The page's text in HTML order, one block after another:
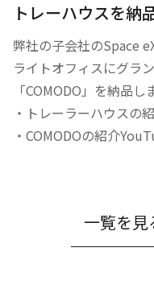
トレーハウスを納
弊社の子会社のSpace
ライトオフィスにグラ
「COMODO」を納品し
・トレーラーハウスの
・COMODOの紹介
一覧を見